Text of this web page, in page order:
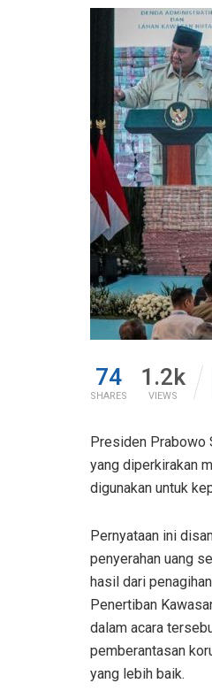
74
SHARES
1.2k
VIEWS
Presiden Prabowo
yang diperkirakan
digunakan untuk
Pernyataan ini
penyerahan uang
hasil dari
Penertiban
dalam acara
pemberantasan
yang lebih baik.